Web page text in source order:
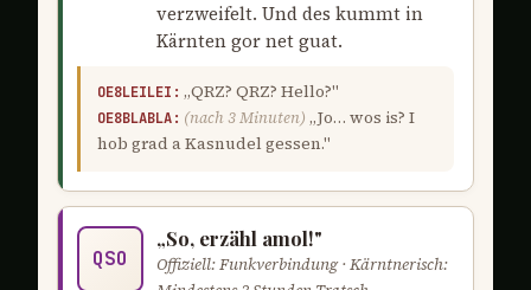
verzweifelt. Und des kummt in
Kärnten gor net guat.
OE8LEILEI: „QRZ? QRZ? Hello?"
OE8BLABLA: (nach 3 Minuten) „Jo… wos is? I
hob grad a Kasnudel gessen."
QSO
„So, erzähl amol!"
Offiziell: Funkverbindung · Kärntnerisch: